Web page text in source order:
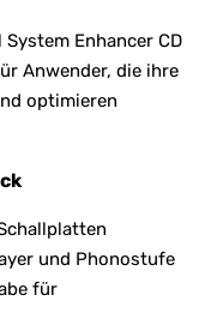
Enhancer CD
Anwender, die ihre
optimieren
und Phonostufe
für